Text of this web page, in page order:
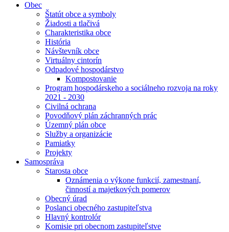
Obec
Štatút obce a symboly
Žiadosti a tlačivá
Charakteristika obce
História
Návštevník obce
Virtuálny cintorín
Odpadové hospodárstvo
Kompostovanie
Program hospodárskeho a sociálneho rozvoja na roky
2021 - 2030
Civilná ochrana
Povodňový plán záchranných prác
Územný plán obce
Služby a organizácie
Pamiatky
Projekty
Samospráva
Starosta obce
Oznámenia o výkone funkcií, zamestnaní,
činností a majetkových pomerov
Obecný úrad
Poslanci obecného zastupiteľstva
Hlavný kontrolór
Komisie pri obecnom zastupiteľstve